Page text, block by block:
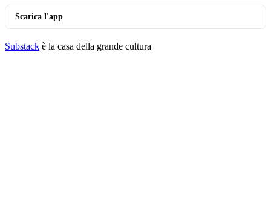
Scarica l'app
Substack è la casa della grande cultura